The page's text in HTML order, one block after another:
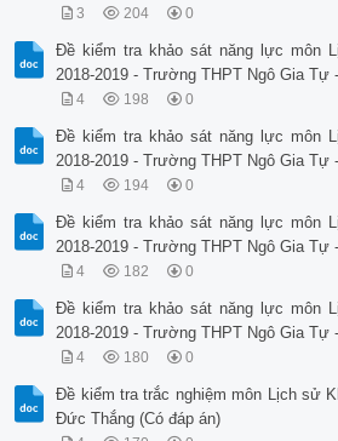
3 204 0
Đề kiểm tra khảo sát năng lực môn
2018-2019 - Trường THPT Ngô Gia Tự
4 198 0
Đề kiểm tra khảo sát năng lực môn
2018-2019 - Trường THPT Ngô Gia Tự
4 194 0
Đề kiểm tra khảo sát năng lực môn
2018-2019 - Trường THPT Ngô Gia Tự
4 182 0
Đề kiểm tra khảo sát năng lực môn
2018-2019 - Trường THPT Ngô Gia Tự
4 180 0
Đề kiểm tra trắc nghiệm môn Lịch sử
Đức Thắng (Có đáp án)